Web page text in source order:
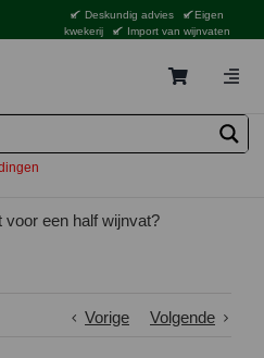
Deskundig advies
Eigen
kwekerij
Import van wijnvaten
een half wijnvat?
Vorige Volgende